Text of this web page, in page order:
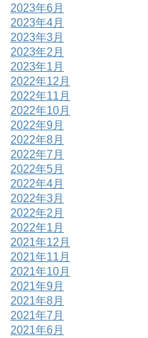
2023年6月
2023年4月
2023年3月
2023年2月
2023年1月
2022年12月
2022年11月
2022年10月
2022年9月
2022年8月
2022年7月
2022年5月
2022年4月
2022年3月
2022年2月
2022年1月
2021年12月
2021年11月
2021年10月
2021年9月
2021年8月
2021年7月
2021年6月